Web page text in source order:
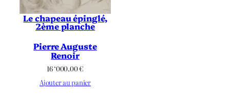
Le chapeau épinglé,
2ème planche
Pierre Auguste
Renoir
16 ‘000.00€
Ajouter au panier